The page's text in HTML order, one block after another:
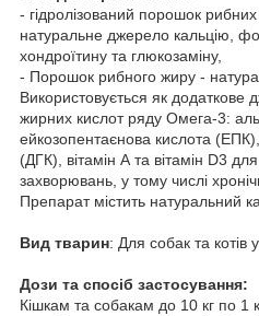
- гідролізований порошок
натуральне джерело кальцію,
хондроїтину та глюкозаміну,
- Порошок рибного жиру -
Використовується як додаткове
жирних кислот ряду Oмега-3:
ейкозопентаєнова кислота
(ДГК), вітамін А та вітамін D3
захворювань, у тому числі
Препарат містить натуральний
Вид тварин: Для собак та котів
Дози та спосіб застосування:
Кішкам та собакам до 10 кг по 1